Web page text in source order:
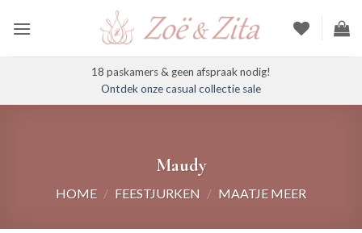
naar
18 paskamers & geen afspraak nodig!
Ontdek onze casual collectie sale
Maudy
HOME / FEESTJURKEN / MAATJE MEER